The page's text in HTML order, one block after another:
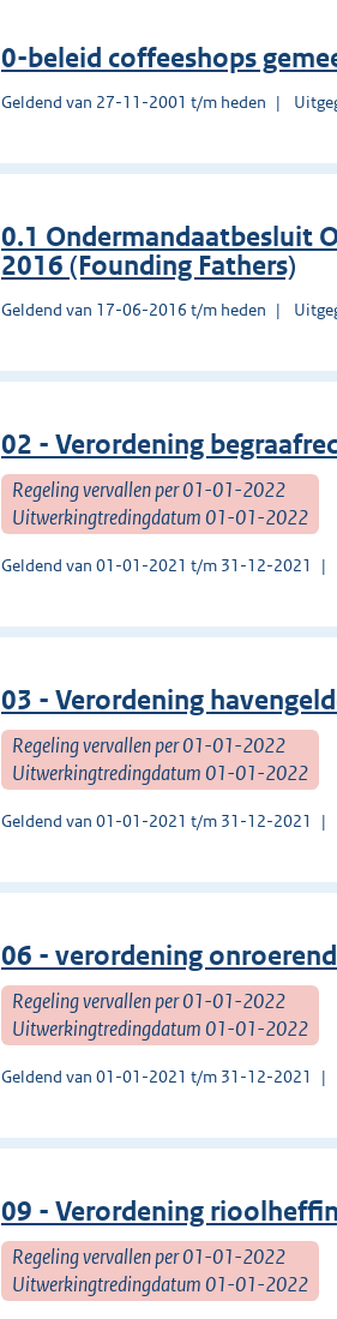
0-beleid coffeeshops
Geldend van 27-11-2001 t/m heden
0.1 Ondermandaatbesluit
2016 (Founding Fathers)
Geldend van 17-06-2016 t/m heden
02 - Verordening
Regeling vervallen per 01-01-2022
Uitwerkingtredingdatum 01-01-2022
Geldend van 01-01-2021 t/m 31-12-2021
03 - Verordening
Regeling vervallen per 01-01-2022
Uitwerkingtredingdatum 01-01-2022
Geldend van 01-01-2021 t/m 31-12-2021
06 - verordening
Regeling vervallen per 01-01-2022
Uitwerkingtredingdatum 01-01-2022
Geldend van 01-01-2021 t/m 31-12-2021
09 - Verordening
Regeling vervallen per 01-01-2022
Uitwerkingtredingdatum 01-01-2022